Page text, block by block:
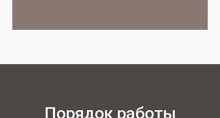
Порядок работы